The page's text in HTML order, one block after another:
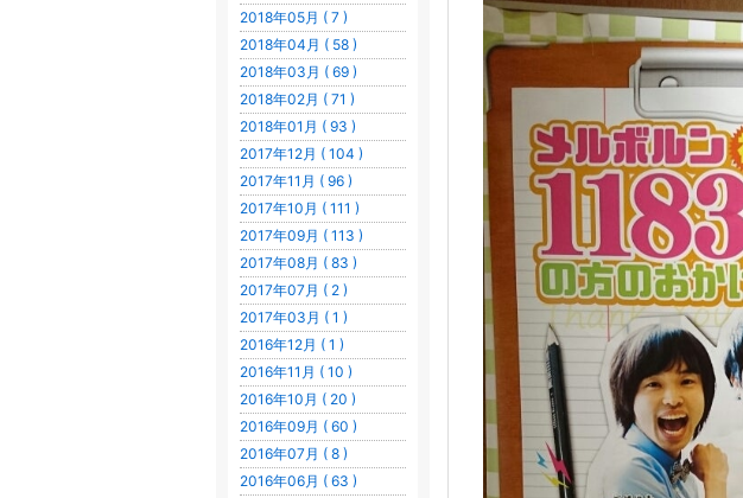
2018年05月 ( 7 )
2018年04月 ( 58 )
2018年03月 ( 69 )
2018年02月 ( 71 )
2018年01月 ( 93 )
2017年12月 ( 104 )
2017年11月 ( 96 )
2017年10月 ( 111 )
2017年09月 ( 113 )
2017年08月 ( 83 )
2017年07月 ( 2 )
2017年03月 ( 1 )
2016年12月 ( 1 )
2016年11月 ( 10 )
2016年10月 ( 20 )
2016年09月 ( 60 )
2016年07月 ( 8 )
2016年06月 ( 63 )